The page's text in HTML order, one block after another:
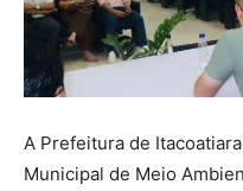
A Prefeitura de
Municipal de Meio